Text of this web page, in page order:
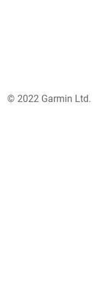
© 2022 Garmin Ltd.